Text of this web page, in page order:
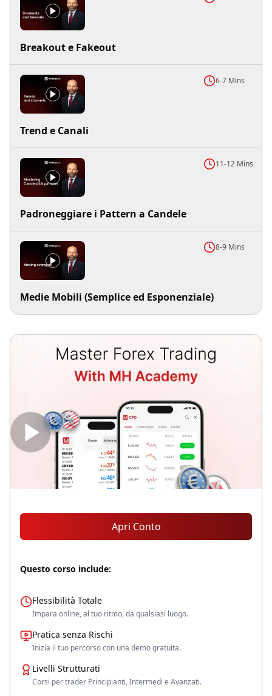
Breakout e Fakeout
6-7 Mins
Trend e Canali
11-12 Mins
Padroneggiare i Pattern a Candele
8-9 Mins
Medie Mobili (Semplice ed Esponenziale)
Apri Conto
Questo corso include:
Flessibilità Totale
Impara online, al tuo ritmo, da qualsiasi luogo.
Pratica senza Rischi
Inizia il tuo percorso con una demo gratuita.
Livelli Strutturati
Corsi per trader Principianti, Intermedi e Avanzati.